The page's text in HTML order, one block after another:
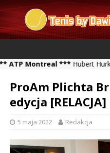
***Hubert Hurkacz 6-4,
ProAm Plichta
edycja [RELACJA]
5 maja 2022 Redakcja